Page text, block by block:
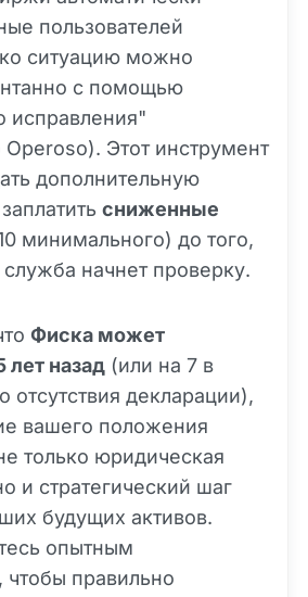
пользователей
ситуацию можно
с помощью
исправления"
Этот инструмент
дополнительную
сниженные
минимального) до того,
служба начнет проверку.
Фиска может
лет назад (или на 7 в
отсутствия декларации),
вашего положения
только юридическая
и стратегический шаг
будущих активов.
опытным
чтобы правильно